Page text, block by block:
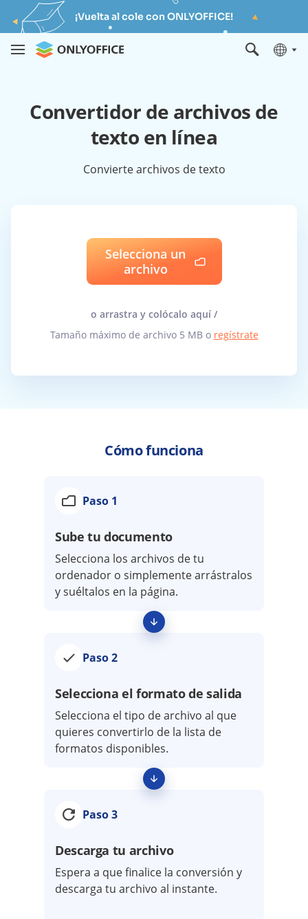
¡Vuelta al cole con ONLYOFFICE!
Convertidor de archivos de
texto en línea
Convierte archivos de texto
Selecciona un
archivo
o arrastra y colócalo aquí /
Tamaño máximo de archivo 5 MB o regístrate
Cómo funciona
Paso 1
Sube tu documento
Selecciona los archivos de tu
ordenador o simplemente arrástralos
y suéltalos en la página.
Paso 2
Selecciona el formato de salida
Selecciona el tipo de archivo al que
quieres convertirlo de la lista de
formatos disponibles.
Paso 3
Descarga tu archivo
Espera a que finalice la conversión y
descarga tu archivo al instante.